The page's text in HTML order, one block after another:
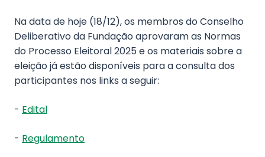
Na data de hoje (18/12), os membros do Conselho
Deliberativo da Fundação aprovaram as Normas
do Processo Eleitoral 2025 e os materiais sobre a
eleição já estão disponíveis para a consulta dos
participantes nos links a seguir:
- Edital
- Regulamento